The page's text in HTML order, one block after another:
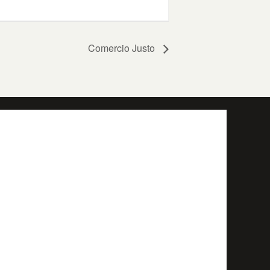
Comercio Justo